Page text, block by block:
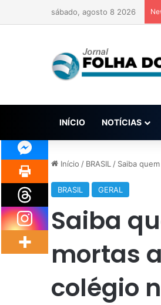
sábado, agosto 8 2026
INÍCIO NOTÍCIAS
Início / BRASIL / Saiba
BRASIL GERAL
Saiba
mortas
colégio